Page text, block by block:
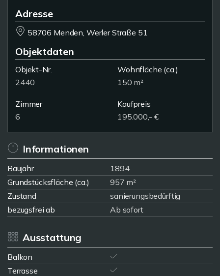
Adresse
58706 Menden, Werler Straße 51
Objektdaten
Objekt-Nr.
2440
Wohnfläche (ca.)
150 m²
Zimmer
6
Kaufpreis
195.000,- €
Informationen
Baujahr
1894
Grundstücksfläche (ca.)
957 m²
Zustand
sanierungsbedürftig
bezugsfrei ab
Ab sofort
Ausstattung
Balkon
Terrasse